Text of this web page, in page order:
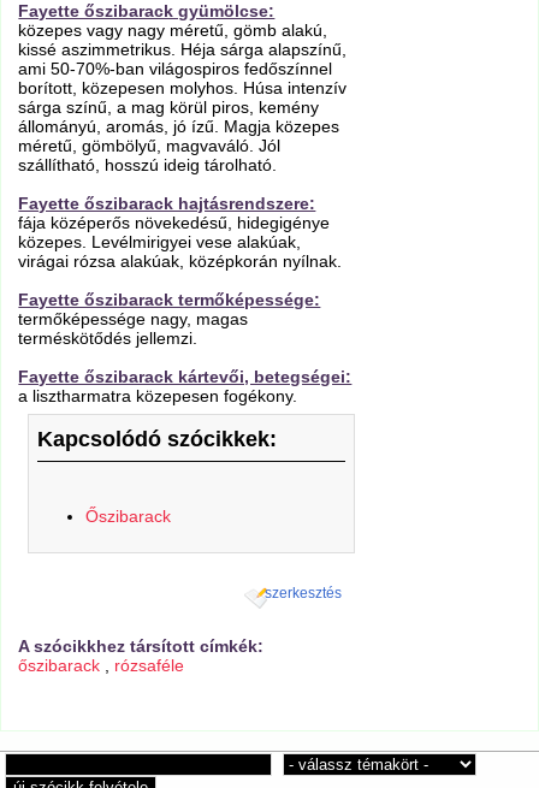
Fayette őszibarack gyümölcse:
közepes vagy nagy méretű, gömb alakú,
kissé aszimmetrikus. Héja sárga alapszínű,
ami 50-70%-ban világospiros fedőszínnel
borított, közepesen molyhos. Húsa intenzív
sárga színű, a mag körül piros, kemény
állományú, aromás, jó ízű. Magja közepes
méretű, gömbölyű, magvaváló. Jól
szállítható, hosszú ideig tárolható.
Fayette őszibarack hajtásrendszere:
fája középerős növekedésű, hidegigénye
közepes. Levélmirigyei vese alakúak,
virágai rózsa alakúak, középkorán nyílnak.
Fayette őszibarack termőképessége:
termőképessége nagy, magas
terméskötődés jellemzi.
Fayette őszibarack kártevői, betegségei:
a lisztharmatra közepesen fogékony.
Kapcsolódó szócikkek:
Őszibarack
szerkesztés
A szócikkhez társított címkék:
őszibarack
rózsaféle